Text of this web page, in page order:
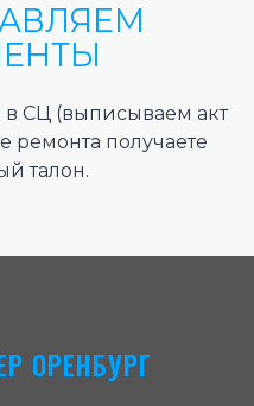
в СЦ (выписываем акт
ремонта получаете
талон.
ОРЕНБУРГ